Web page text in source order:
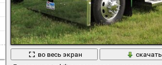
во весь экран
скачать